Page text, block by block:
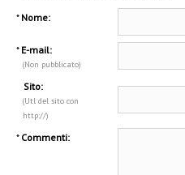
* Nome:
* E-mail:
(Non pubblicato)
Sito:
(Utl del sito con
http://)
* Commenti: